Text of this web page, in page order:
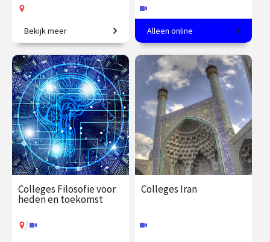
De filosofische opvattingen
van Merleau-Ponty en
Hockney’s onderzoek naar
de verschillende manieren
van kijken.
€ 19.50
vanaf 15
sep.
Op locatie
Bekijk meer
Een andere kijk op de
werkelijkheid
€ 345.00
vanaf 23
sep.
Online
Alleen online
Colleges Filosofie voor
heden en toekomst
/
Colleges Iran